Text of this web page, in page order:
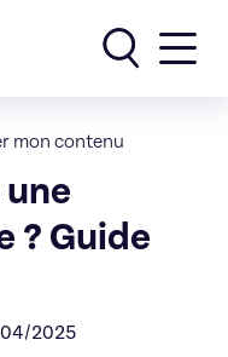
mon contenu
? Guide
04/2025